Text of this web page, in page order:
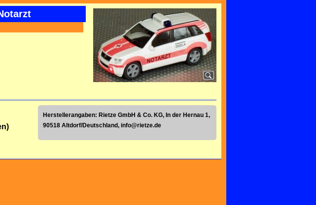
Herstellerangaben: Rietze GmbH & Co. KG, In der Hernau 1,
90518 Altdorf/Deutschland, info@rietze.de